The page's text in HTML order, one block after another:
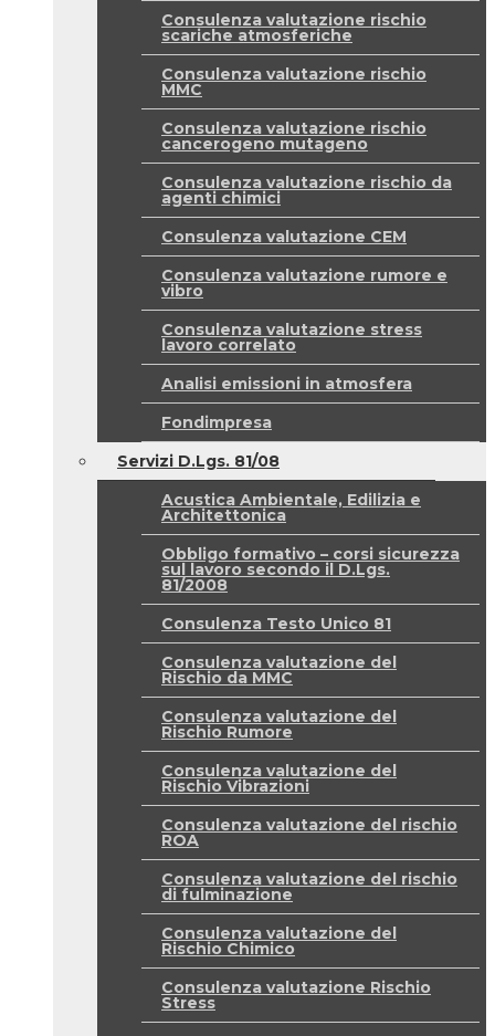
Consulenza valutazione rischio
scariche atmosferiche
Consulenza valutazione rischio
MMC
Consulenza valutazione rischio
cancerogeno mutageno
Consulenza valutazione rischio da
agenti chimici
Consulenza valutazione CEM
Consulenza valutazione rumore e
vibro
Consulenza valutazione stress
lavoro correlato
Analisi emissioni in atmosfera
Fondimpresa
Servizi D.Lgs. 81/08
Acustica Ambientale, Edilizia e
Architettonica
Obbligo formativo – corsi sicurezza
sul lavoro secondo il D.Lgs.
81/2008
Consulenza Testo Unico 81
Consulenza valutazione del
Rischio da MMC
Consulenza valutazione del
Rischio Rumore
Consulenza valutazione del
Rischio Vibrazioni
Consulenza valutazione del rischio
ROA
Consulenza valutazione del rischio
di fulminazione
Consulenza valutazione del
Rischio Chimico
Consulenza valutazione Rischio
Stress